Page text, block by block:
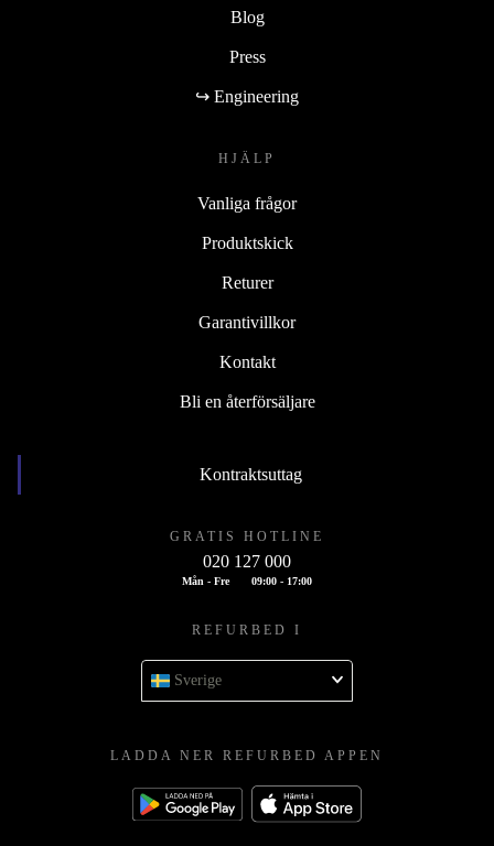
Blog
Press
↪ Engineering
HJÄLP
Vanliga frågor
Produktskick
Returer
Garantivillkor
Kontakt
Bli en återförsäljare
Kontraktsuttag
GRATIS HOTLINE
020 127 000
Mån - Fre 09:00 - 17:00
REFURBED I
Sverige
LADDA NER REFURBED APPEN